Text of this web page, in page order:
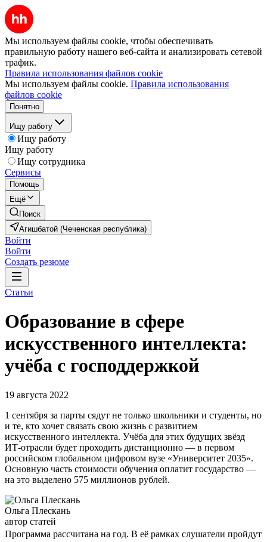
Мы используем файлы cookie, чтобы обеспечивать
правильную работу нашего веб-сайта и анализировать сетевой
трафик.
Правила использования файлов cookie
Мы используем файлы cookie. Правила использования
файлов cookie
Понятно
Ищу работу
Ищу работу
Ищу работу
Ищу сотрудника
Сервисы
Помощь
Ещё
Поиск
Агишбатой (Чеченская республика)
Войти
Войти
Создать резюме
Статьи
Образование в сфере
искусственного интеллекта:
учёба с господдержкой
19 августа 2022
1 сентября за парты сядут не только школьники и студенты, но
и те, кто хочет связать свою жизнь с развитием
искусственного интеллекта. Учёба для этих будущих звёзд
ИТ-отрасли будет проходить дистанционно — в первом
российском глобальном цифровом вузе «Университет 2035».
Основную часть стоимости обучения оплатит государство —
на это выделено 575 миллионов рублей.
Ольга Плескань
автор статей
Программа рассчитана на год. В её рамках слушатели пройдут